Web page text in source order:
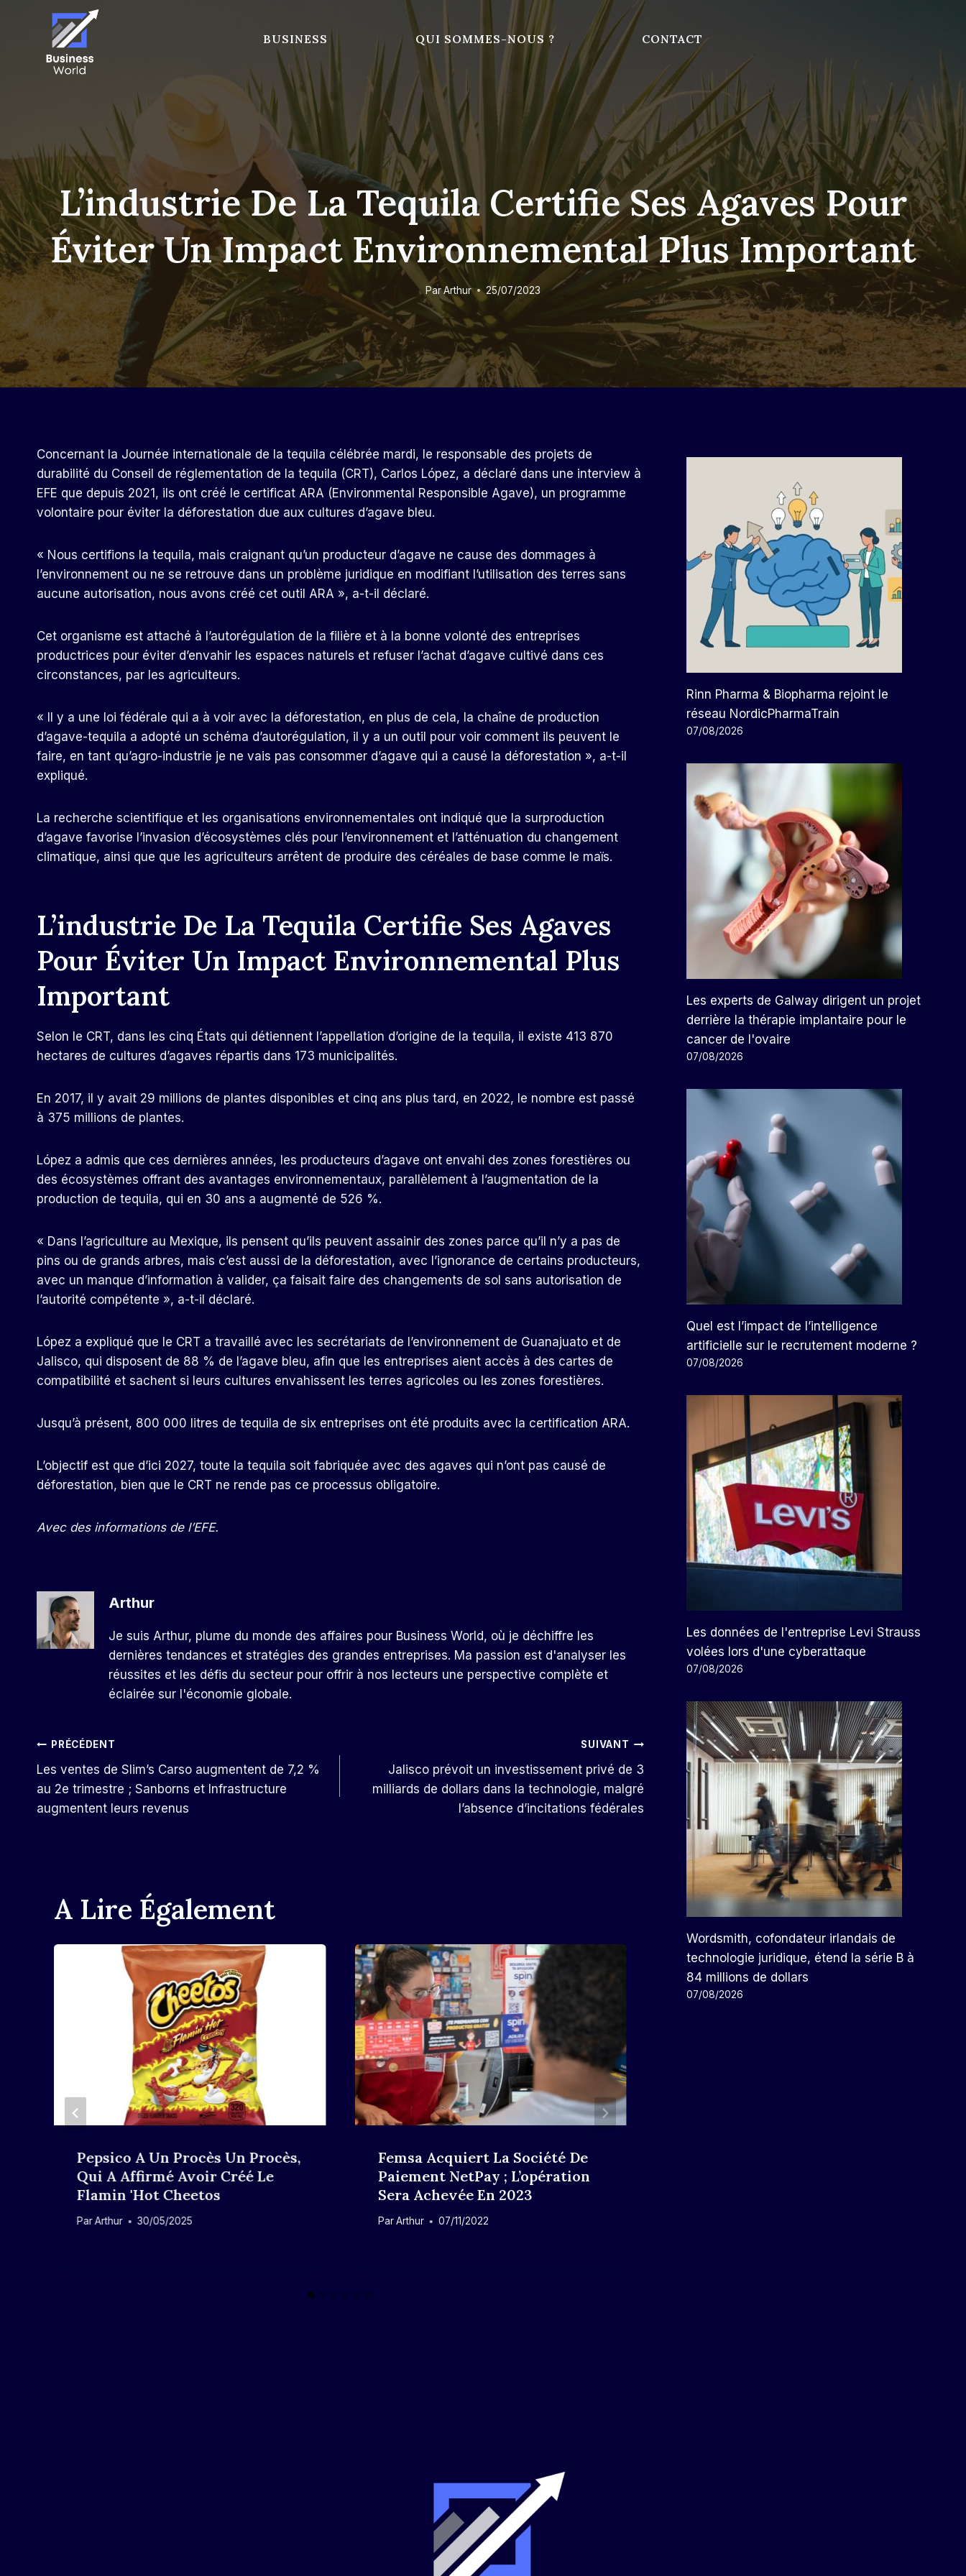
BUSINESS QUI SOMMES-NOUS ? CONTACT
L’industrie De La Tequila Certifie Ses Agaves Pour
Éviter Un Impact Environnemental Plus Important
ParArthur 25/07/2023
Concernant la Journée internationale de la tequila célébrée mardi, le responsable des projets de
durabilité du Conseil de réglementation de la tequila (CRT), Carlos López, a déclaré dans une interview à
EFE que depuis 2021, ils ont créé le certificat ARA (Environmental Responsible Agave), un programme
volontaire pour éviter la déforestation due aux cultures d’agave bleu.
« Nous certifions la tequila, mais craignant qu’un producteur d’agave ne cause des dommages à
l’environnement ou ne se retrouve dans un problème juridique en modifiant l’utilisation des terres sans
aucune autorisation, nous avons créé cet outil ARA », a-t-il déclaré.
Cet organisme est attaché à l’autorégulation de la filière et à la bonne volonté des entreprises
productrices pour éviter d’envahir les espaces naturels et refuser l’achat d’agave cultivé dans ces
circonstances, par les agriculteurs.
« Il y a une loi fédérale qui a à voir avec la déforestation, en plus de cela, la chaîne de production
d’agave-tequila a adopté un schéma d’autorégulation, il y a un outil pour voir comment ils peuvent le
faire, en tant qu’agro-industrie je ne vais pas consommer d’agave qui a causé la déforestation », a-t-il
expliqué.
La recherche scientifique et les organisations environnementales ont indiqué que la surproduction
d’agave favorise l’invasion d’écosystèmes clés pour l’environnement et l’atténuation du changement
climatique, ainsi que que les agriculteurs arrêtent de produire des céréales de base comme le maïs.
L’industrie De La Tequila Certifie Ses Agaves
Pour Éviter Un Impact Environnemental Plus
Important
Selon le CRT, dans les cinq États qui détiennent l’appellation d’origine de la tequila, il existe 413 870
hectares de cultures d’agaves répartis dans 173 municipalités.
En 2017, il y avait 29 millions de plantes disponibles et cinq ans plus tard, en 2022, le nombre est passé
à 375 millions de plantes.
López a admis que ces dernières années, les producteurs d’agave ont envahi des zones forestières ou
des écosystèmes offrant des avantages environnementaux, parallèlement à l’augmentation de la
production de tequila, qui en 30 ans a augmenté de 526 %.
« Dans l’agriculture au Mexique, ils pensent qu’ils peuvent assainir des zones parce qu’il n’y a pas de
pins ou de grands arbres, mais c’est aussi de la déforestation, avec l’ignorance de certains producteurs,
avec un manque d’information à valider, ça faisait faire des changements de sol sans autorisation de
l’autorité compétente », a-t-il déclaré.
López a expliqué que le CRT a travaillé avec les secrétariats de l’environnement de Guanajuato et de
Jalisco, qui disposent de 88 % de l’agave bleu, afin que les entreprises aient accès à des cartes de
compatibilité et sachent si leurs cultures envahissent les terres agricoles ou les zones forestières.
Jusqu’à présent, 800 000 litres de tequila de six entreprises ont été produits avec la certification ARA.
L’objectif est que d’ici 2027, toute la tequila soit fabriquée avec des agaves qui n’ont pas causé de
déforestation, bien que le CRT ne rende pas ce processus obligatoire.
Avec des informations de l’EFE.
Arthur
Je suis Arthur, plume du monde des affaires pour Business World, où je déchiffre les
dernières tendances et stratégies des grandes entreprises. Ma passion est d'analyser les
réussites et les défis du secteur pour offrir à nos lecteurs une perspective complète et
éclairée sur l'économie globale.
Navigation
De
L’article
PRÉCÉDENT
Les ventes de Slim’s Carso augmentent de 7,2 %
au 2e trimestre ; Sanborns et Infrastructure
augmentent leurs revenus
SUIVANT
Jalisco prévoit un investissement privé de 3
milliards de dollars dans la technologie, malgré
l’absence d’incitations fédérales
A Lire Également
Pepsico A Un Procès Un Procès,
Qui A Affirmé Avoir Créé Le
Flamin 'Hot Cheetos
ParArthur 30/05/2025
Femsa Acquiert La Société De
Paiement NetPay ; L’opération
Sera Achevée En 2023
Par Arthur 07/11/2022
Rinn Pharma & Biopharma rejoint le
réseau NordicPharmaTrain
07/08/2026
Les experts de Galway dirigent un projet
derrière la thérapie implantaire pour le
cancer de l'ovaire
07/08/2026
Quel est l’impact de l’intelligence
artificielle sur le recrutement moderne ?
07/08/2026
Les données de l'entreprise Levi Strauss
volées lors d'une cyberattaque
07/08/2026
Wordsmith, cofondateur irlandais de
technologie juridique, étend la série B à
84 millions de dollars
07/08/2026